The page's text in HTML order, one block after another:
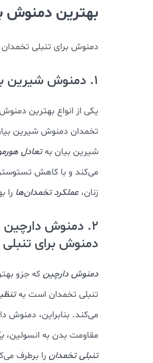
بهترین دمنوش
دمنوش برای تنبلی تخمدان
1. دمنوش شیرین بیان مفید برای درمان مشکلات تخمدان
یکی از انواع بهترین
تخمدان دمنوش شیرین
شیرین بیان بهتعادل
می‌کند و با کاهش
زنان،عملکرد تخمدان‌ها را
2. دمنوش دارچین
دمنوش برای
دمنوش دارچین که جزو
تنبلی تخمدان است به
می‌کند. بنابراین، دمنوش
مقاومت بدن به انسولین،
تنبلی تخمدان را برطرف